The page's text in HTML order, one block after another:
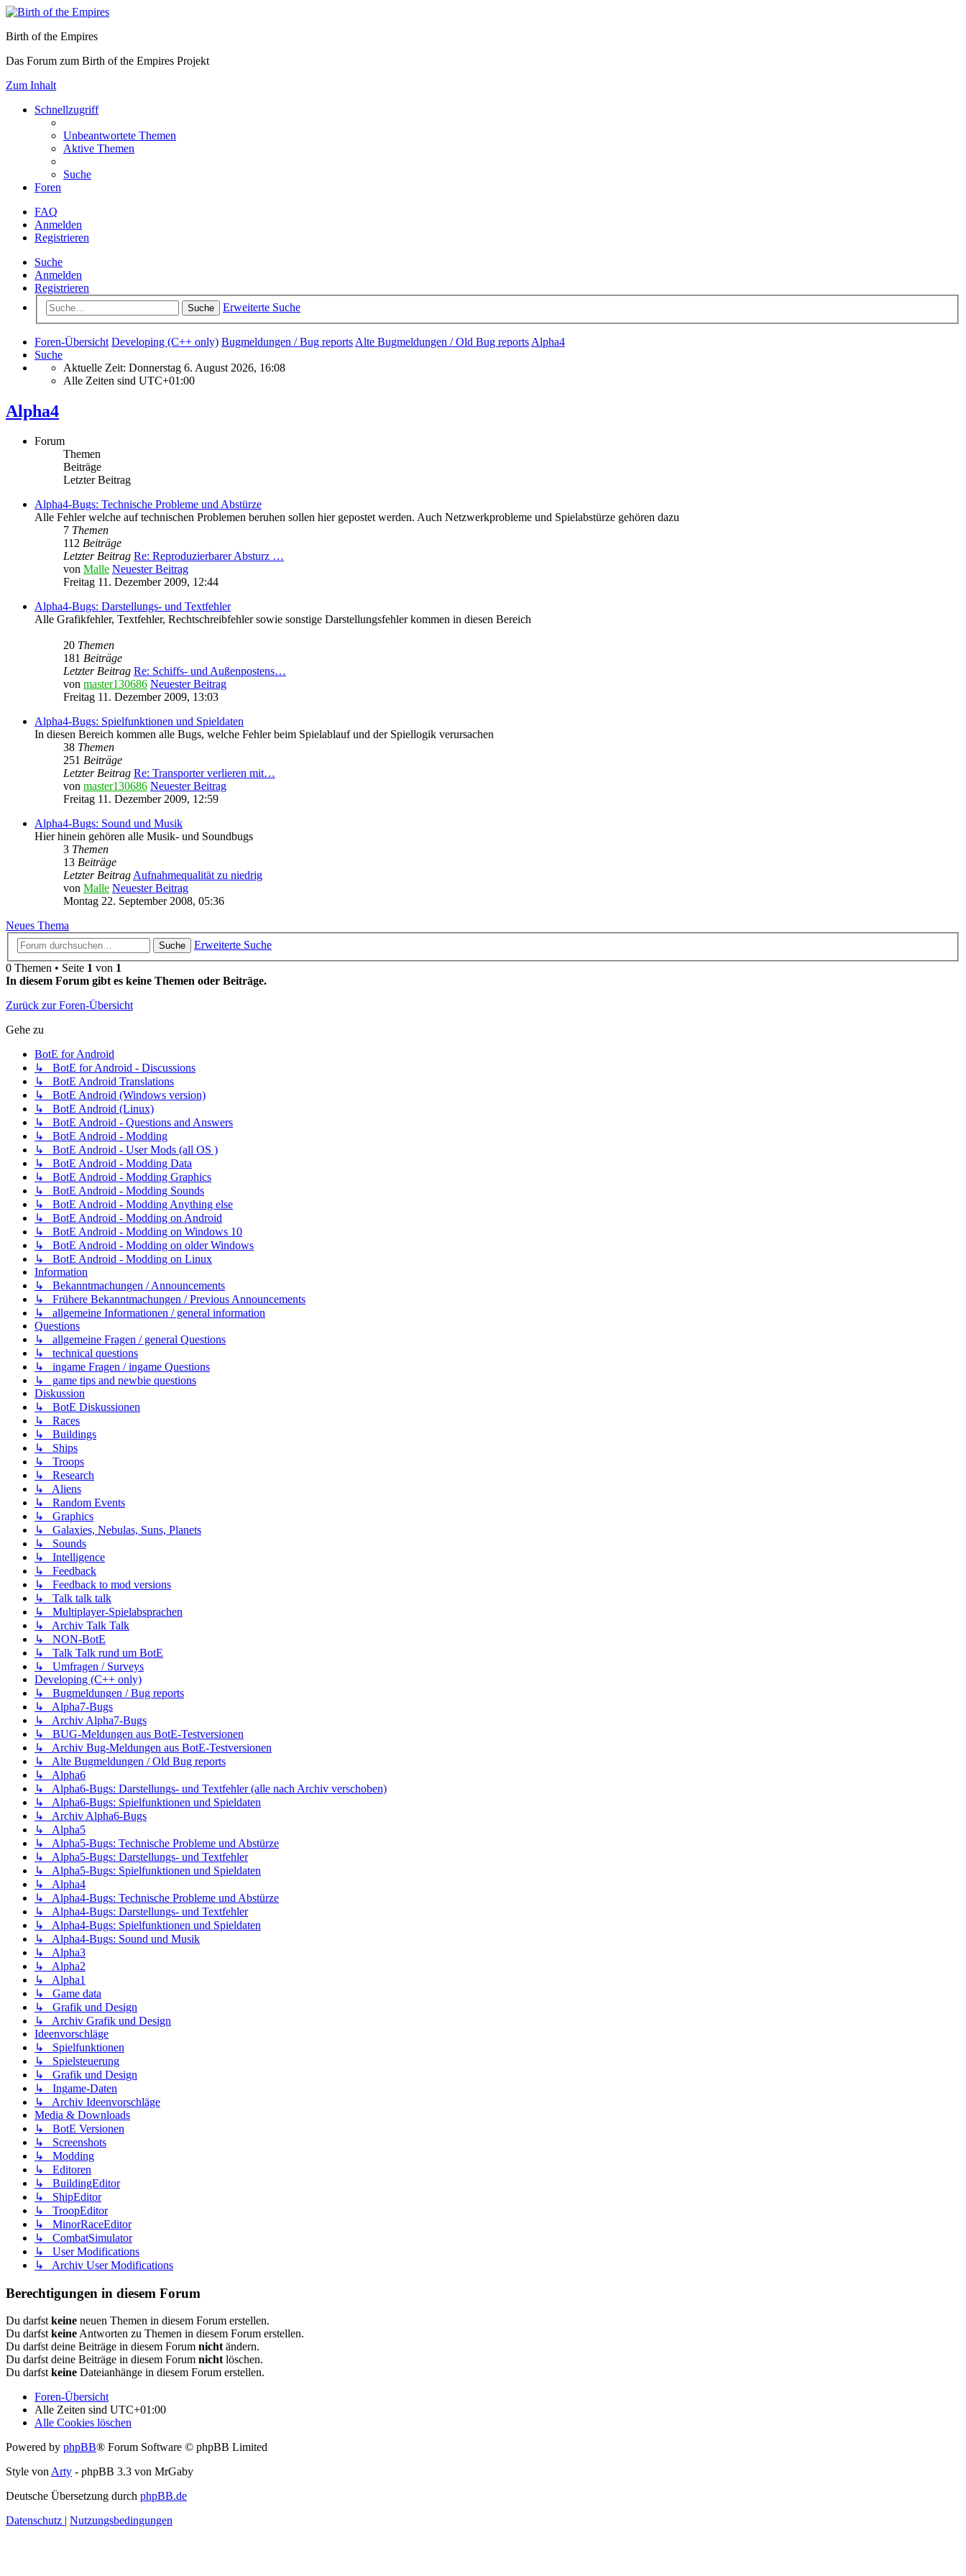
Birth of the Empires
Das Forum zum Birth of the Empires Projekt
Zum Inhalt
Schnellzugriff
Unbeantwortete Themen
Aktive Themen
Suche
Foren
FAQ
Anmelden
Registrieren
Suche
Anmelden
Registrieren
Suche Erweiterte Suche
Foren-Übersicht Developing (C++ only) Bugmeldungen / Bug reports Alte Bugmeldungen / Old Bug reports Alpha4
Suche
Aktuelle Zeit: Donnerstag 6. August 2026, 16:08
Alle Zeiten sind UTC+01:00
Alpha4
Forum
Themen
Beiträge
Letzter Beitrag
Alpha4-Bugs: Technische Probleme und Abstürze
Alle Fehler welche auf technischen Problemen beruhen sollen hier gepostet werden. Auch Netzwerkprobleme und Spielabstürze gehören dazu
7 Themen
112 Beiträge
Letzter Beitrag Re: Reproduzierbarer Absturz …
von Malle Neuester Beitrag
Freitag 11. Dezember 2009, 12:44
Alpha4-Bugs: Darstellungs- und Textfehler
Alle Grafikfehler, Textfehler, Rechtschreibfehler sowie sonstige Darstellungsfehler kommen in diesen Bereich
20 Themen
181 Beiträge
Letzter Beitrag Re: Schiffs- und Außenpostens…
von master130686 Neuester Beitrag
Freitag 11. Dezember 2009, 13:03
Alpha4-Bugs: Spielfunktionen und Spieldaten
In diesen Bereich kommen alle Bugs, welche Fehler beim Spielablauf und der Spiellogik verursachen
38 Themen
251 Beiträge
Letzter Beitrag Re: Transporter verlieren mit…
von master130686 Neuester Beitrag
Freitag 11. Dezember 2009, 12:59
Alpha4-Bugs: Sound und Musik
Hier hinein gehören alle Musik- und Soundbugs
3 Themen
13 Beiträge
Letzter BeitragAufnahmequalität zu niedrig
von Malle Neuester Beitrag
Montag 22. September 2008, 05:36
Neues Thema
Suche
Erweiterte Suche
0 Themen • Seite 1 von 1
In diesem Forum gibt es keine Themen oder Beiträge.
Zurück zur Foren-Übersicht
Gehe zu
BotE for Android
↳ BotE for Android - Discussions
↳ BotE Android Translations
↳ BotE Android (Windows version)
↳ BotE Android (Linux)
↳ BotE Android - Questions and Answers
↳ BotE Android - Modding
↳ BotE Android - User Mods (all OS )
↳ BotE Android - Modding Data
↳ BotE Android - Modding Graphics
↳ BotE Android - Modding Sounds
↳ BotE Android - Modding Anything else
↳ BotE Android - Modding on Android
↳ BotE Android - Modding on Windows 10
↳ BotE Android - Modding on older Windows
↳ BotE Android - Modding on Linux
Information
↳ Bekanntmachungen / Announcements
↳ Frühere Bekanntmachungen / Previous Announcements
↳ allgemeine Informationen / general information
Questions
↳ allgemeine Fragen / general Questions
↳ technical questions
↳ ingame Fragen / ingame Questions
↳ game tips and newbie questions
Diskussion
↳ BotE Diskussionen
↳ Races
↳ Buildings
↳ Ships
↳ Troops
↳ Research
↳ Aliens
↳ Random Events
↳ Graphics
↳ Galaxies, Nebulas, Suns, Planets
↳ Sounds
↳ Intelligence
↳ Feedback
↳ Feedback to mod versions
↳ Talk talk talk
↳ Multiplayer-Spielabsprachen
↳ Archiv Talk Talk
↳ NON-BotE
↳ Talk Talk rund um BotE
↳ Umfragen / Surveys
Developing (C++ only)
↳ Bugmeldungen / Bug reports
↳ Alpha7-Bugs
↳ Archiv Alpha7-Bugs
↳ BUG-Meldungen aus BotE-Testversionen
↳ Archiv Bug-Meldungen aus BotE-Testversionen
↳ Alte Bugmeldungen / Old Bug reports
↳ Alpha6
↳ Alpha6-Bugs: Darstellungs- und Textfehler (alle nach Archiv verschoben)
↳ Alpha6-Bugs: Spielfunktionen und Spieldaten
↳ Archiv Alpha6-Bugs
↳ Alpha5
↳ Alpha5-Bugs: Technische Probleme und Abstürze
↳ Alpha5-Bugs: Darstellungs- und Textfehler
↳ Alpha5-Bugs: Spielfunktionen und Spieldaten
↳ Alpha4
↳ Alpha4-Bugs: Technische Probleme und Abstürze
↳ Alpha4-Bugs: Darstellungs- und Textfehler
↳ Alpha4-Bugs: Spielfunktionen und Spieldaten
↳ Alpha4-Bugs: Sound und Musik
↳ Alpha3
↳ Alpha2
↳ Alpha1
↳ Game data
↳ Grafik und Design
↳ Archiv Grafik und Design
Ideenvorschläge
↳ Spielfunktionen
↳ Spielsteuerung
↳ Grafik und Design
↳ Ingame-Daten
↳ Archiv Ideenvorschläge
Media & Downloads
↳ BotE Versionen
↳ Screenshots
↳ Modding
↳ Editoren
↳ BuildingEditor
↳ ShipEditor
↳ TroopEditor
↳ MinorRaceEditor
↳ CombatSimulator
↳ User Modifications
↳ Archiv User Modifications
Berechtigungen in diesem Forum
Du darfstkeine neuen Themen in diesem Forum erstellen.
Du darfstkeineAntworten zu Themen in diesem Forum erstellen.
Du darfst deine Beiträge in diesem Forum nichtändern.
Du darfst deine Beiträge in diesem Forum nichtlöschen.
Du darfstkeine Dateianhänge in diesem Forum erstellen.
Foren-Übersicht
Alle Zeiten sind UTC+01:00
Alle Cookies löschen
Powered by phpBB® Forum Software © phpBB Limited
Style vonArty - phpBB 3.3 von MrGaby
Deutsche Übersetzung durch phpBB.de
Datenschutz | Nutzungsbedingungen